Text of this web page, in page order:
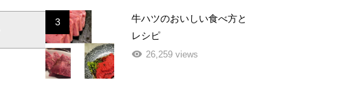
3
牛ハツのおいしい食べ方と
レシピ
26,259 views